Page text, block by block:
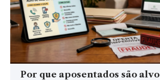
Por que aposentados são alvo